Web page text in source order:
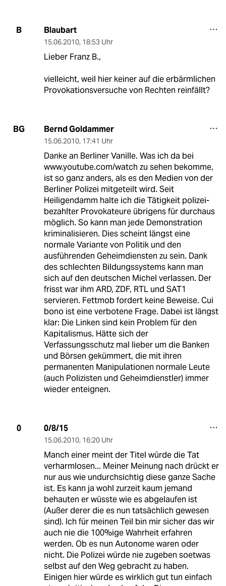
B Blaubart
15.06.2010, 18:53 Uhr
Lieber Franz B.,
vielleicht, weil hier keiner auf die erbärmlichen
Provokationsversuche von Rechten reinfällt?
BG Bernd Goldammer
15.06.2010, 17:41 Uhr
Danke an Berliner Vanille. Was ich da bei
www.youtube.com/watch zu sehen bekomme,
ist so ganz anders, als es den Medien von der
Berliner Polizei mitgeteilt wird. Seit
Heiligendamm halte ich die Tätigkeit polizei-
bezahlter Provokateure übrigens für durchaus
möglich. So kann man jede Demonstration
kriminalisieren. Dies scheint längst eine
normale Variante von Politik und den
ausführenden Geheimdiensten zu sein. Dank
des schlechten Bildungssystems kann man
sich auf den deutschen Michel verlassen. Der
frisst war ihm ARD, ZDF, RTL und SAT1
servieren. Fettmob fordert keine Beweise. Cui
bono ist eine verbotene Frage. Dabei ist längst
klar: Die Linken sind kein Problem für den
Kapitalismus. Hätte sich der
Verfassungsschutz mal lieber um die Banken
und Börsen gekümmert, die mit ihren
permanenten Manipulationen normale Leute
(auch Polizisten und Geheimdienstler) immer
wieder enteignen.
0 0/8/15
15.06.2010, 16:20 Uhr
Manch einer meint der Titel würde die Tat
verharmlosen... Meiner Meinung nach drückt er
nur aus wie undurchsichtig diese ganze Sache
ist. Es kann ja wohl zurzeit kaum jemand
behauten er wüsste wie es abgelaufen ist
(Außer derer die es nun tatsächlich gewesen
sind). Ich für meinen Teil bin mir sicher das wir
auch nie die 100%ige Wahrheit erfahren
werden. Ob es nun Autonome waren oder
nicht. Die Polizei würde nie zugeben soetwas
selbst auf den Weg gebracht zu haben.
Einigen hier würde es wirklich gut tun einfach